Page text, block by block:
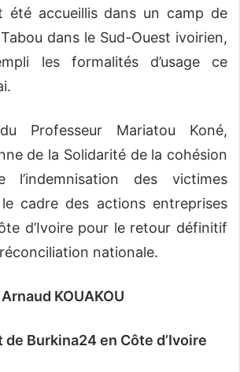
été accueillis dans un camp de
dans le Sud-Ouest ivoirien,
les formalités d’usage ce
Professeur Mariatou Koné,
de la Solidarité de la cohésion
des victimes
cadre des actions entreprises
d’Ivoire pour le retour définitif
nationale.
KOUAKOU
Burkina24 en Côte d’Ivoire